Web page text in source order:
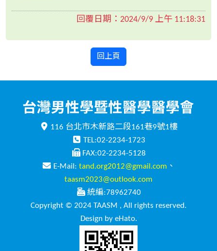
回覆日期： 2024/9/9 上午 11:18:31
回上頁
116 台北市木新路二段161巷9號1樓
TEL:02-2234-1723
FAX:02-2234-5128
E-Mail: tand.org2012@gmail.com 、
taasm2023@outlook.com
統編:78962740
Copyright © 2024 TAASM , All rights reserved.
Design by eHato.